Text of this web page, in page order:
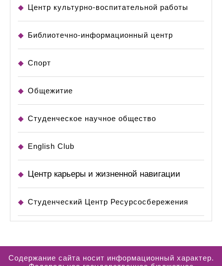
Центр культурно-воспитательной работы
Библиотечно-информационный центр
Спорт
Общежитие
Студенческое научное общество
English Club
Центр карьеры и жизненной навигации
Студенческий Центр Ресурсосбережения
Содержание сайта носит информационный характер.